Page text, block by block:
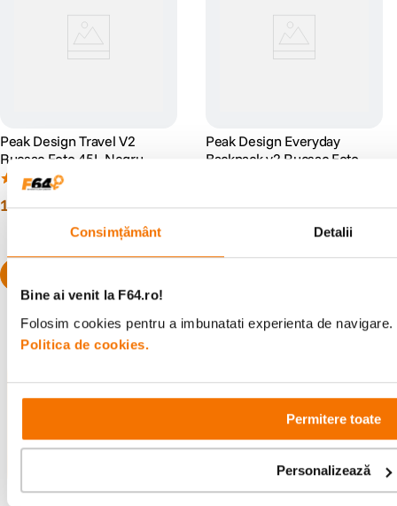
Consimțământ Detalii
Bine ai venit la F64.ro!
Folosim cookies pentru a imbunatati experienta de
Politica de cookies.
Permitere toate
Personalizează
Peak Design Travel V2
Rucsac Foto 45L Negru
1.677 lei
Peak Design Everyday
Backpack v2 Rucsac Foto
1.677 lei
Alatura-te comunitatii creatorilor
ghiduri foto-video si oferte pregatite special
pentru tine.